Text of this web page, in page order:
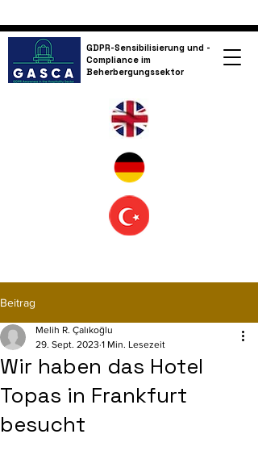
GDPR-Sensibilisierung und -
Compliance im
Beherbergungssektor
Beitrag
Wir haben das Hotel
Topas in Frankfurt
besucht
Melih R. Çalıkoğlu
29. Sept. 2023 1 Min. Lesezeit